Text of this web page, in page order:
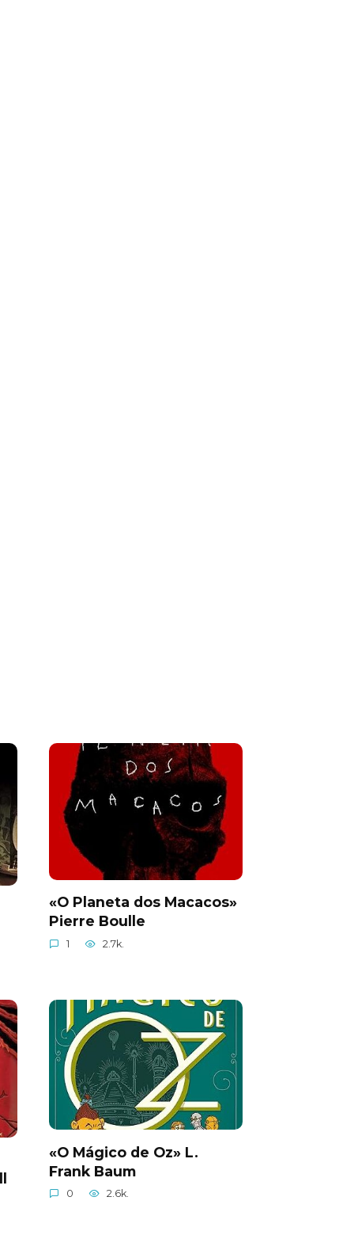
«O Planeta dos Macacos»
Pierre Boulle
1 2.7k.
«O Mágico de Oz» L.
Frank Baum
0 2.6k.